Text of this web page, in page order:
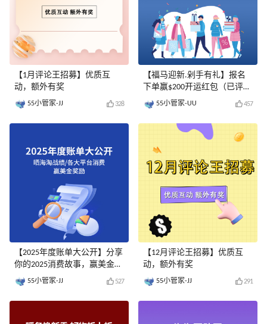
【1月评论王招募】优质互
动，额外有奖
55小管家-JJ 328
【2025年度账单大公开】分享
你的2025消费故事，赢美金奖
励
55小管家-JJ 527
【福马迎新.剁手有礼】报名
下单赢$200开运红包（已评
奖）55小管家-UU 457
【12月评论王招募】优质互
动，额外有奖
55小管家-JJ 291